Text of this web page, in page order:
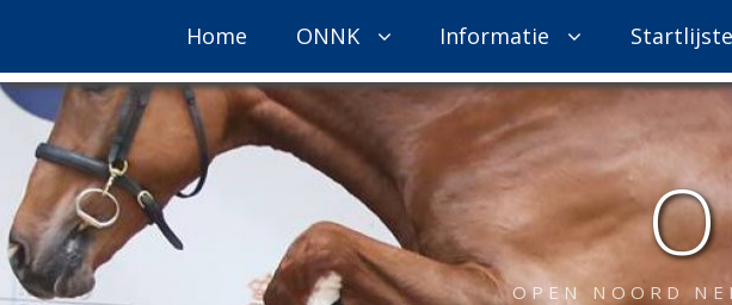
OPEN NOORD
Home ONNK Informatie